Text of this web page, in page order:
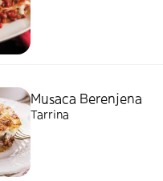
Musaca Berenjena
Tarrina